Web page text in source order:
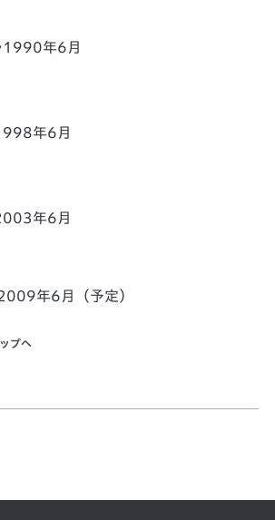
年6月
年6月
年6月
年6月（予定）
プへ